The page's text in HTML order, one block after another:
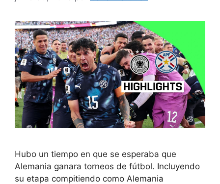
Hubo un tiempo en que se esperaba que
Alemania ganara torneos de fútbol. Incluyendo
su etapa compitiendo como Alemania